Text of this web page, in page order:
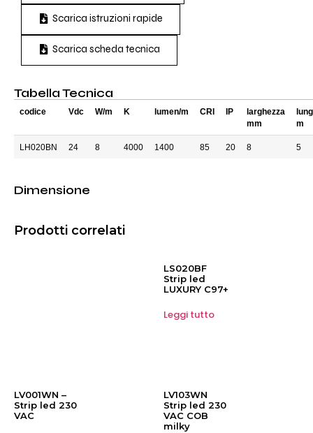
Scarica istruzioni rapide
Scarica scheda tecnica
Tabella Tecnica
codice Vdc W/m K lumen/m CRI IP
larghezza
mm
m
LH020BN 24 8 4000 1400 85 20 8 5
Dimensione
Prodotti correlati
LS020BF
Strip led
LUXURY C97+
Leggi tutto
LV001WN –
Strip led 230
VAC
LV103WN
Strip led 230
VAC COB
milky